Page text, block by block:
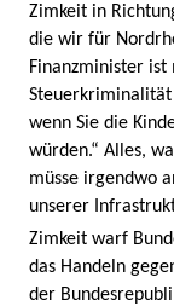
Zimkeit in
die wir für
Finanzminister
Steuerkriminalität
wenn Sie die
würden.“ Alles,
müsse irgendwo
unserer
Zimkeit warf
das Handeln
der